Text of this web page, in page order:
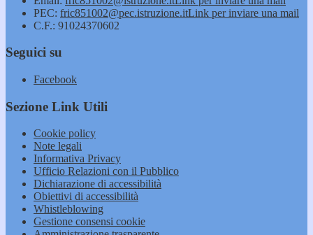
PEC: fric851002@pec.istruzione.itLink per inviare una mail
C.F.: 91024370602
Seguici su
Facebook
Sezione Link Utili
Cookie policy
Note legali
Informativa Privacy
Ufficio Relazioni con il Pubblico
Dichiarazione di accessibilità
Obiettivi di accessibilità
Whistleblowing
Gestione consensi cookie